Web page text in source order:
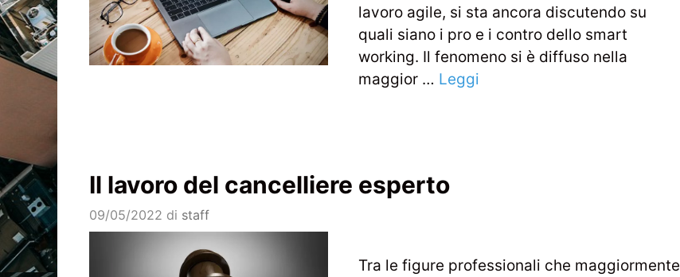
lavoro agile, si sta ancora discutendo su
quali siano i pro e i contro dello smart
working. Il fenomeno si è diffuso nella
maggior … Leggi
Il lavoro del cancelliere esperto
09/05/2022 di staff
Tra le figure professionali che maggiormente